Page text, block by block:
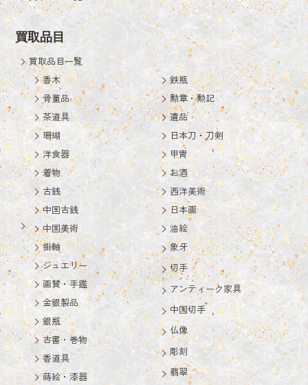
買取品目
買取品目一覧
香木
骨董品
茶道具
珊瑚
洋食器
着物
古銭
中国古銭
中国美術
鉄瓶
勲章・勲記
遺品
日本刀・刀剣
甲冑
お酒
西洋美術
日本画
油絵
掛軸
ジュエリー
画賛・手鑑
金銀製品
銀瓶
古書・巻物
香道具
蒔絵・漆器
象牙
切手
アンティーク家具
中国切手
仏像
彫刻
翡翠